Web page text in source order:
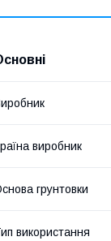
виробник
грунтовки
використання